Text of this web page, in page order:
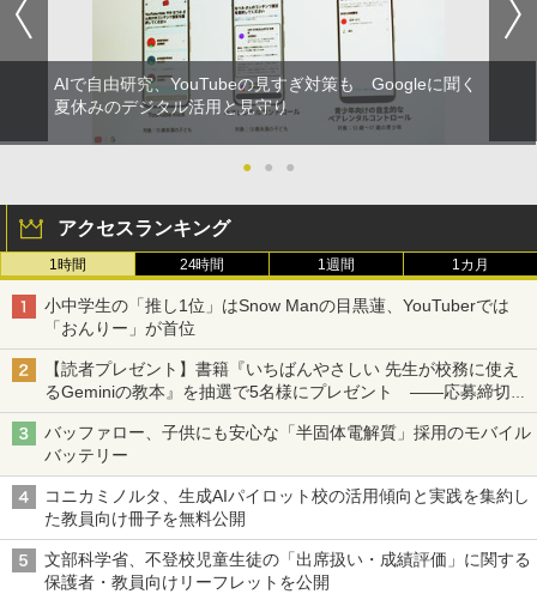
AIで自由研究、YouTubeの見すぎ対策も Googleに聞く
夏休みのデジタル活用と見守り
● ● ●
アクセスランキング
1時間 24時間 1週間 1カ月
小中学生の「推し1位」はSnow Manの目黒蓮、YouTuberでは
「おんりー」が首位
【読者プレゼント】書籍『いちばんやさしい 先生が校務に使え
るGeminiの教本』を抽選で5名様にプレゼント ――応募締切は
2026年8月12日（水）まで
バッファロー、子供にも安心な「半固体電解質」採用のモバイル
バッテリー
コニカミノルタ、生成AIパイロット校の活用傾向と実践を集約し
た教員向け冊子を無料公開
文部科学省、不登校児童生徒の「出席扱い・成績評価」に関する
保護者・教員向けリーフレットを公開